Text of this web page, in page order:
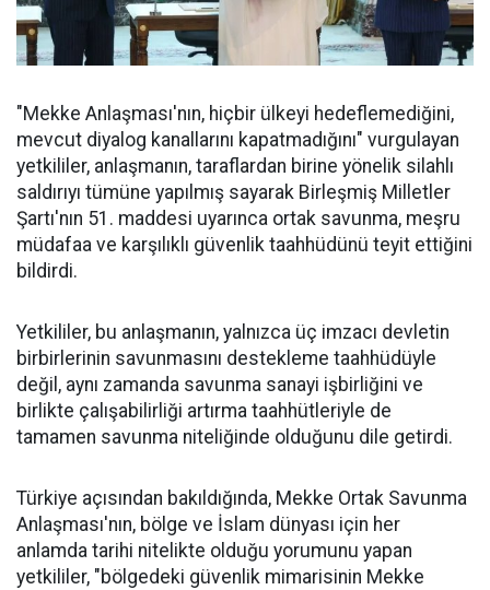
"Mekke Anlaşması'nın, hiçbir ülkeyi hedeflemediğini,
mevcut diyalog kanallarını kapatmadığını" vurgulayan
yetkililer, anlaşmanın, taraflardan birine yönelik silahlı
saldırıyı tümüne yapılmış sayarak Birleşmiş Milletler
Şartı'nın 51. maddesi uyarınca ortak savunma, meşru
müdafaa ve karşılıklı güvenlik taahhüdünü teyit ettiğini
bildirdi.
Yetkililer, bu anlaşmanın, yalnızca üç imzacı devletin
birbirlerinin savunmasını destekleme taahhüdüyle
değil, aynı zamanda savunma sanayi işbirliğini ve
birlikte çalışabilirliği artırma taahhütleriyle de
tamamen savunma niteliğinde olduğunu dile getirdi.
Türkiye açısından bakıldığında, Mekke Ortak Savunma
Anlaşması'nın, bölge ve İslam dünyası için her
anlamda tarihi nitelikte olduğu yorumunu yapan
yetkililer, "bölgedeki güvenlik mimarisinin Mekke